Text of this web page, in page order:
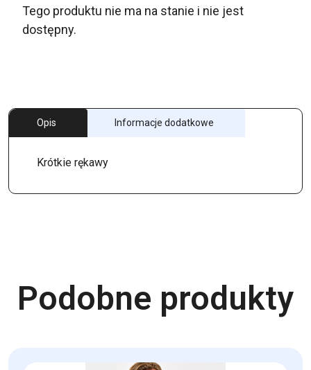
Tego produktu nie ma na stanie i nie jest
dostępny.
Opis Informacje dodatkowe
Krótkie rękawy
Podobne produkty